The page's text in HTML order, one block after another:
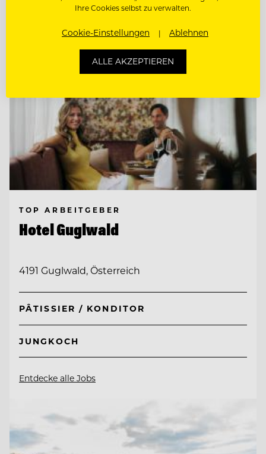
Entdecke alle Jobs
TOP ARBEITGEBER
Hotel Guglwald
4191 Guglwald, Österreich
PÂTISSIER / KONDITOR
JUNGKOCH
Entdecke alle Jobs
Ihre Cookies selbst zu verwalten.
Cookie-Einstellungen Ablehnen
ALLE AKZEPTIEREN